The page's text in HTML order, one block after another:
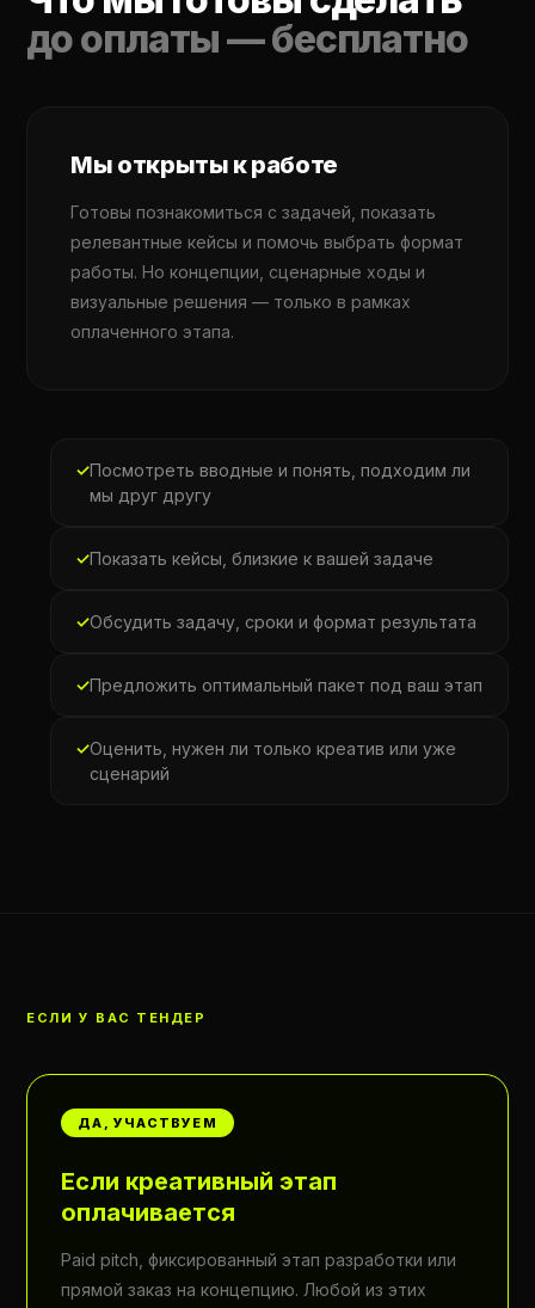
до оплаты — бесплатно
Мы открыты к работе
Готовы познакомиться с задачей, показать
релевантные кейсы и помочь выбрать формат
работы. Но концепции, сценарные ходы и
визуальные решения — только в рамках
оплаченного этапа.
Посмотреть вводные и понять, подходим ли
мы друг другу
Показать кейсы, близкие к вашей задаче
Обсудить задачу, сроки и формат результата
Предложить оптимальный пакет под ваш этап
Оценить, нужен ли только креатив или уже
сценарий
ЕСЛИ У ВАС ТЕНДЕР
ДА, УЧАСТВУЕМ
Если креативный этап
оплачивается
Paid pitch, фиксированный этап разработки или
прямой заказ на концепцию. Любой из этих